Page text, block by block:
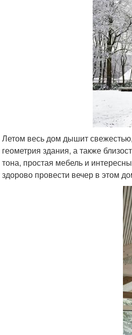
Летом весь дом дышит
геометрия здания, а также
тона, простая мебель и
здорово провести вечер в этом